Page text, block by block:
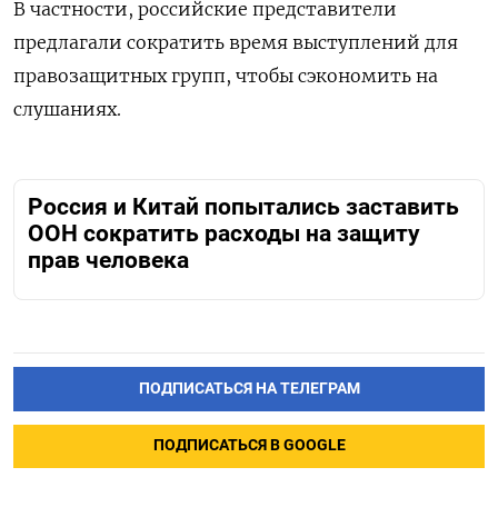
В частности, российские представители
предлагали сократить время выступлений для
правозащитных групп, чтобы сэкономить на
слушаниях.
Россия и Китай попытались заставить
ООН сократить расходы на защиту
прав человека
ПОДПИСАТЬСЯ НА ТЕЛЕГРАМ
ПОДПИСАТЬСЯ В GOOGLE